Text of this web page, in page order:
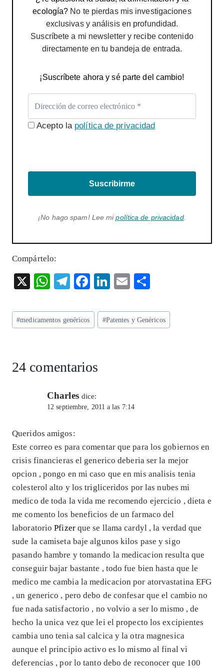
ecología? No te pierdas mis investigaciones
exclusivas y análisis en profundidad.
Suscríbete a mi newsletter y recibe contenido
directamente en tu bandeja de entrada.
¡Suscríbete ahora y sé parte del cambio!
Acepto la política de privacidad
Suscribirme
¡No hago spam! Lee mipolítica de privacidad.
Compártelo:
X
W
ts
A
p
T
eg
ra
F
eb
o
k
Li
ke
dI
E
ai
l
re
Etiquetas
de
#medicamentos genéricos #Patentes y Genéricos
24 comentarios
Charles dice:
12 septiembre, 2011 a las 7:14
Queridos amigos:
Este correo es para comentar que para los gobiernos en
crisis financieras el generico deberia ser la mejor
opcion , pongo en mi caso que en mis analisis tenia
colesterol alto y los trigliceridos por las nubes mi
medico de toda la vida me recomendo ejercicio , dieta e
me comento los beneficios de un farmaco del
laboratorioPfizer que se llama cardyl , la verdad que
sude la camiseta baje algunos kilos pase y sigo
pasando hambre y tomando la medicacion resulta que
conseguir bajar bastante , todo fue bien hasta que le
medico me cambia la medicacion por atorvastatina EFG
, un generico , pero debo de confesar que el cambio no
fue nada satisfactorio , no volvio a ser lo mismo , de
hecho la unica vez que lei el propecto los excipientes
cambia uno tenia sal calcica y la otra magnesica
aunque el principio activo es lo mismo al final vi
deferencias , por lo tanto debo de reconocer que 100